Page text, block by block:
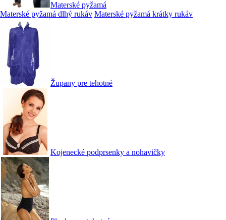
Materské pyžamá
Materské pyžamá dlhý rukáv Materské pyžamá krátky rukáv
Župany pre tehotné
Kojenecké podprsenky a nohavičky